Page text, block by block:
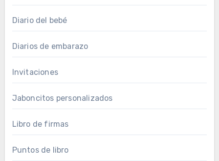
Diario del bebé
Diarios de embarazo
Invitaciones
Jaboncitos personalizados
Libro de firmas
Puntos de libro